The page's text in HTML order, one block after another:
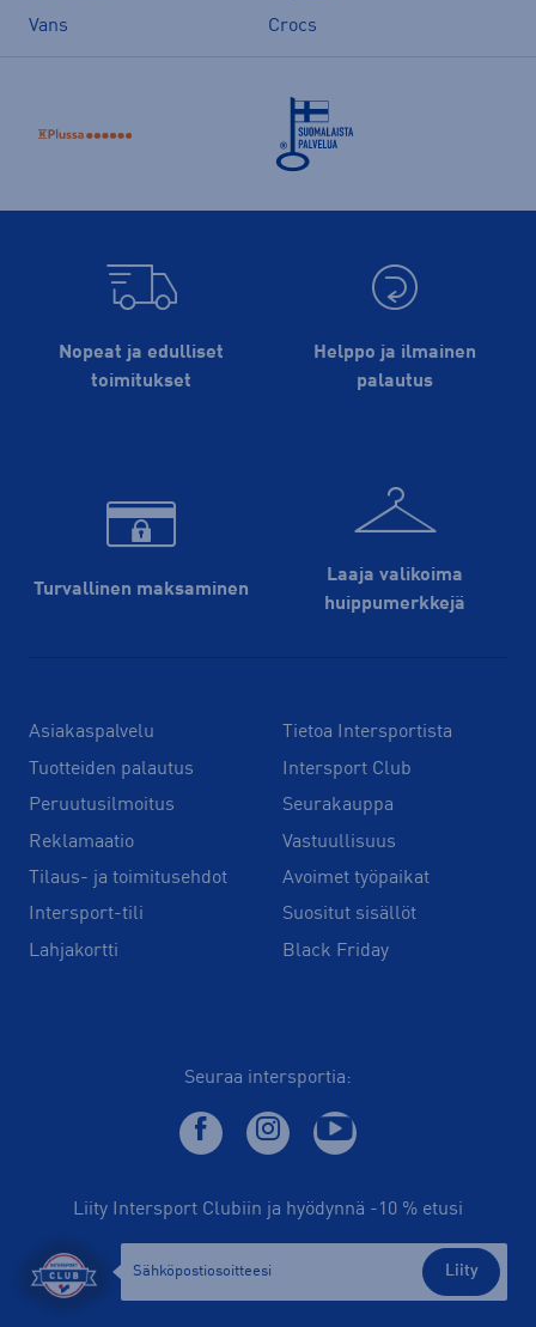
Vans
Crocs
Nopeat ja edulliset
toimitukset
Helppo ja ilmainen
palautus
Turvallinen maksaminen
Laaja valikoima
huippu­merkkejä
Asiakaspalvelu
Tuotteiden palautus
Peruutusilmoitus
Reklamaatio
Tilaus- ja toimitusehdot
Intersport-tili
Lahjakortti
Tietoa Intersportista
Intersport Club
Seurakauppa
Vastuullisuus
Avoimet työpaikat
Suositut sisällöt
Black Friday
Seuraa intersportia:
Liity Intersport Clubiin ja hyödynnä -10 % etusi
Liity